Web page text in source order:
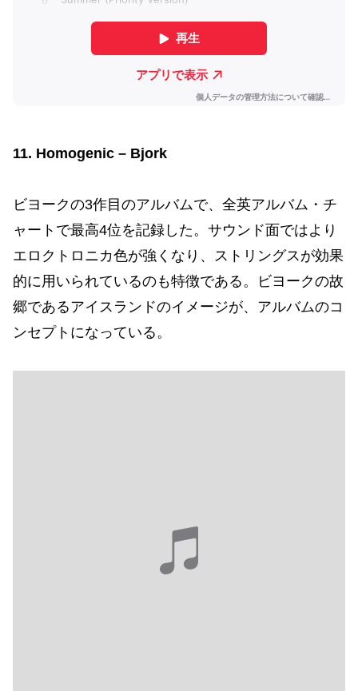
11. Homogenic – Bjork
ビヨークの3作目のアルバムで、全英アルバム・チ
ャートで最高4位を記録した。サウンド面ではより
エロクトロニカ色が強くなり、ストリングスが効果
的に用いられているのも特徴である。ビヨークの故
郷であるアイスランドのイメージが、アルバムのコ
ンセプトになっている。